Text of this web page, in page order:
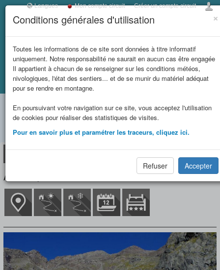
×
Conditions générales d'utilisation
Toutes les informations de ce site sont données à titre informatif
uniquement. Notre responsabilité ne saurait en aucun cas être engagée
Il appartient à chacun de se renseigner sur les conditions météos,
nivologiques, l'état des sentiers... et de se munir du matériel adéquat
pour se rendre en montagne.
En poursuivant votre navigation sur ce site, vous acceptez l'utilisation
de cookies pour réaliser des statistiques de visites.
Pour en savoir plus et paramétrer les traceurs, cliquez ici.
Refuser Accepter
Langues Mon compte circuit Créer un compte circuit
LES REFUGES DE
SAVOIE
et massifs
limitrophes
Accueil Fiche refuge RIFUGIO CIBRARIO CAI
RIFUGIO CIBRARIO CAI
(2616 m)
ALPES - Alpes Grées-Charbonnel